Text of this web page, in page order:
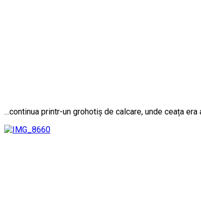
…continua printr-un grohotiș de calcare, unde ceața